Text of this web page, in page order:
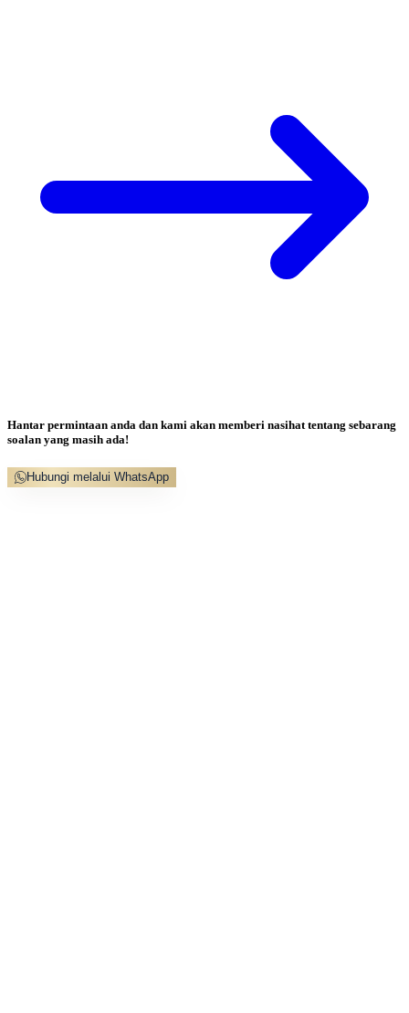
Hantar permintaan anda dan kami akan memberi nasihat tentang sebarang
soalan yang masih ada!
Hubungi melalui WhatsApp